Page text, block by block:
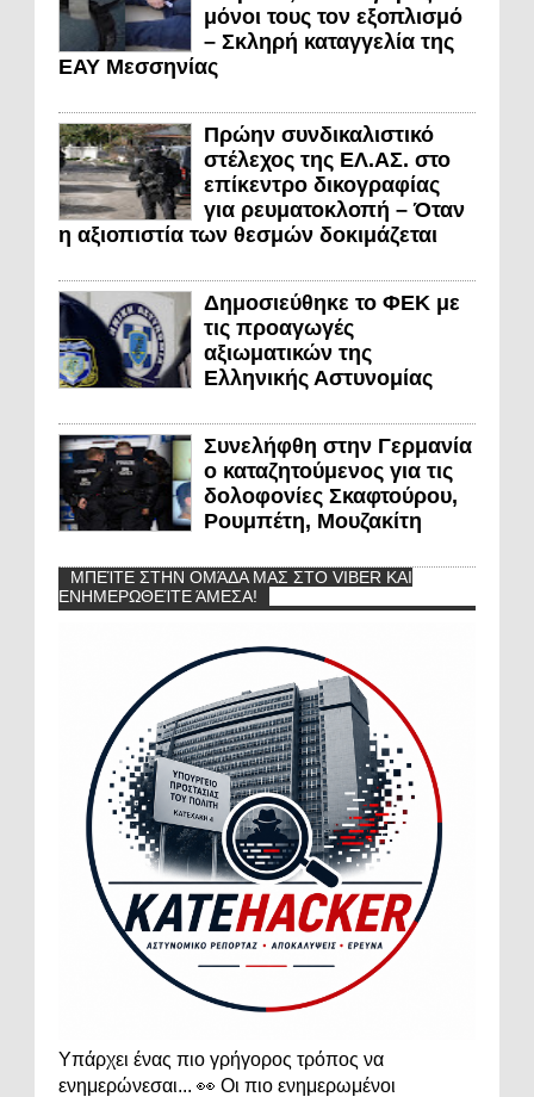
μόνοι τους τον εξοπλισμό
– Σκληρή καταγγελία της
ΕΑΥ Μεσσηνίας
Πρώην συνδικαλιστικό
στέλεχος της ΕΛ.ΑΣ. στο
επίκεντρο δικογραφίας
για ρευματοκλοπή – Όταν
η αξιοπιστία των θεσμών δοκιμάζεται
Δημοσιεύθηκε το ΦΕΚ με
τις προαγωγές
αξιωματικών της
Ελληνικής Αστυνομίας
Συνελήφθη στην Γερμανία
ο καταζητούμενος για τις
δολοφονίες Σκαφτούρου,
Ρουμπέτη, Μουζακίτη
ΜΠΕΊΤΕ ΣΤΗΝ ΟΜΆΔΑ ΜΑΣ ΣΤΟ VIBER ΚΑΙ
ΕΝΗΜΕΡΩΘΕΊΤΕ ΆΜΕΣΑ!
Υπάρχει ένας πιο γρήγορος τρόπος να
ενημερώνεσαι... 👀 Οι πιο ενημερωμένοι